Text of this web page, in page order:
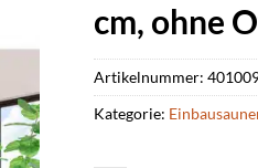
cm, ohne
Artikelnummer:
Kategorie: